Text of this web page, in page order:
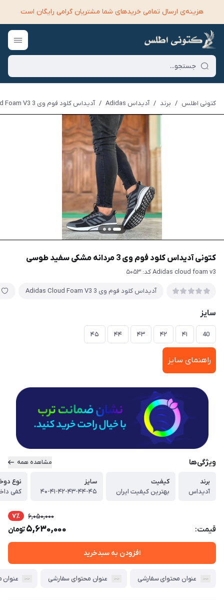
هزینه‌ی ارسال تمامی خرید‌های شما مشتریان گرامی رایگان است
کتونی اطلس / برند / آدیداس Adidas / آدیداس کلود فوم وی 3 Adidas Cloud Foam V3
کتونی آدیداس کلود فوم وی 3 مردانه مشکی سفید طوسی
Adidas cloud foam v3 کد: ۵۰۵۳
آدیداس کلود فوم وی 3 Adidas Cloud Foam V3
سایز
40 ۴۱ ۴۲ ۴۳ ۴۴ ۴۵
راهنمای سایز
ویژگی‌ها مشاهده همه
برند
آدیداس
کیفیت
بهترین کیفیت ایران
سایز
۴۰-۴۱-۴۲-۴۳-۴۴-۴۵
نوع
کفی
قیمت:
6,050,000 7٪
5,630,000تومان
افزودن به سبدخرید
عنوان محتوای سفارشی عنوان محتوای سفارشی عنوان